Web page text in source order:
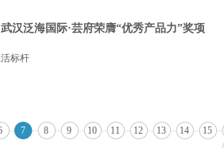
汉泛海国际·芸府荣膺“优秀产品力”奖项
标杆
7 8 9 10 11 12 13 14 15